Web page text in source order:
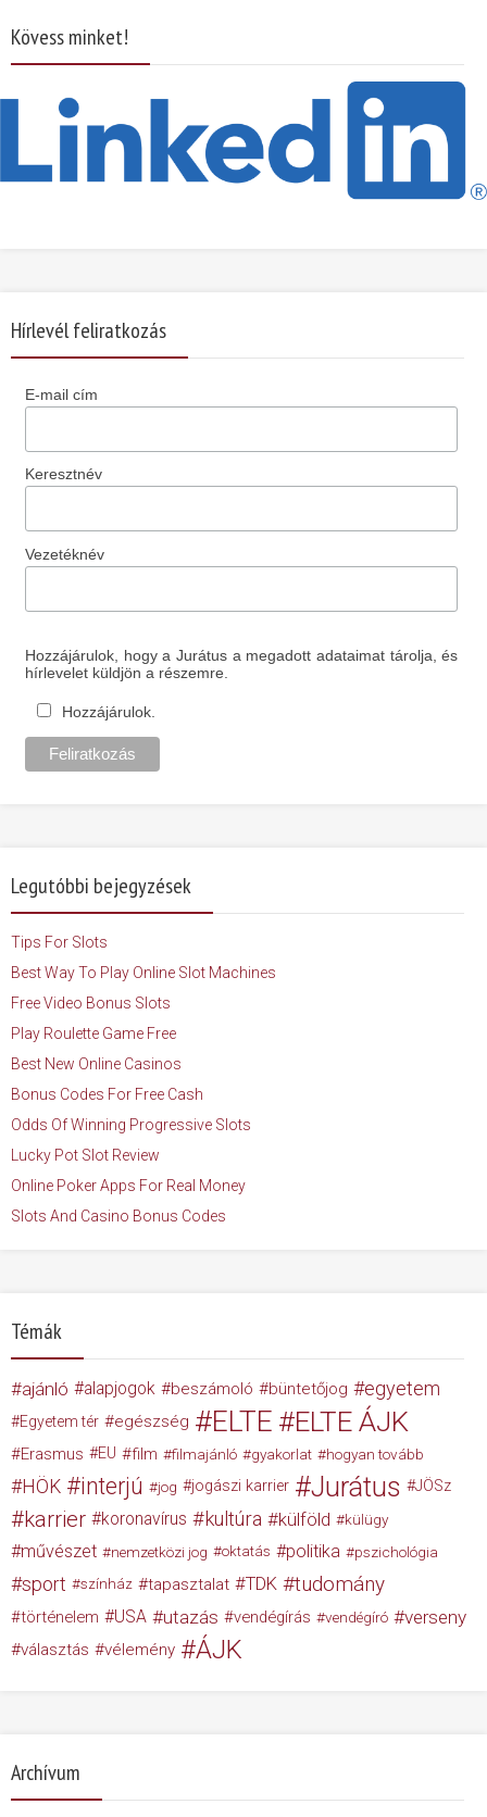
Kövess minket!
Hírlevél feliratkozás
E-mail cím
Keresztnév
Vezetéknév
Hozzájárulok, hogy a Jurátus a megadott adataimat tárolja, és
hírlevelet küldjön a részemre.
Hozzájárulok.
Legutóbbi bejegyzések
Tips For Slots
Best Way To Play Online Slot Machines
Free Video Bonus Slots
Play Roulette Game Free
Best New Online Casinos
Bonus Codes For Free Cash
Odds Of Winning Progressive Slots
Lucky Pot Slot Review
Online Poker Apps For Real Money
Slots And Casino Bonus Codes
Témák
ajánló alapjogok beszámoló büntetőjog egyetem
Egyetem tér egészség ELTE ELTE ÁJK
Erasmus EU film filmajánló gyakorlat hogyan tovább
HÖK interjú jog jogászi karrier Jurátus JÖSz
karrier koronavírus kultúra külföld külügy
művészet nemzetközi jog oktatás politika pszichológia
sport színház tapasztalat TDK tudomány
történelem USA utazás vendégírás vendégíró verseny
választás vélemény ÁJK
Archívum